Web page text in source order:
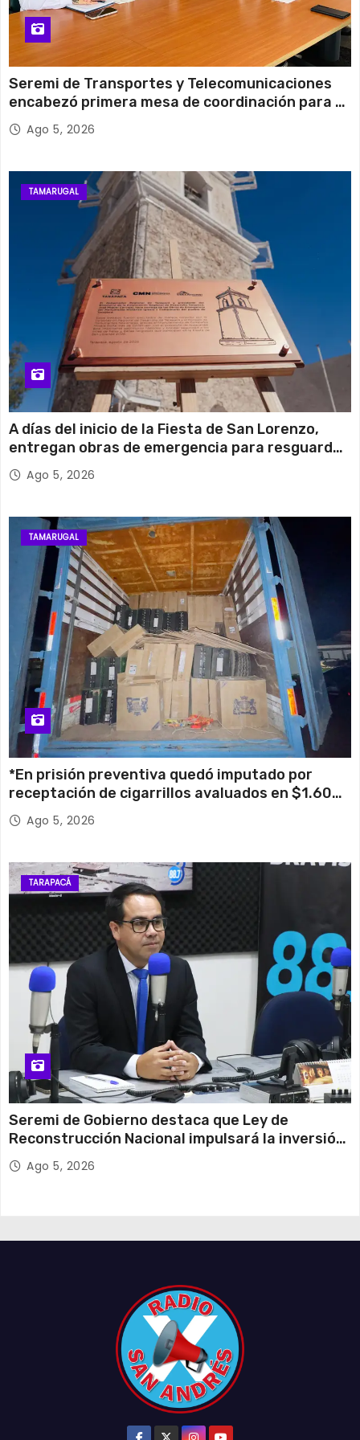
Seremi de Transportes y Telecomunicaciones
encabezó primera mesa de coordinación para el
retiro de cables en desuso en Iquique
Ago 5, 2026
TAMARUGAL
A días del inicio de la Fiesta de San Lorenzo,
entregan obras de emergencia para resguardar
su histórico campanario
Ago 5, 2026
TAMARUGAL
*En prisión preventiva quedó imputado por
receptación de cigarrillos avaluados en $1.600
millones*
Ago 5, 2026
TARAPACÁ
Seremi de Gobierno destaca que Ley de
Reconstrucción Nacional impulsará la inversión
y el empleo en Tarapacá
Ago 5, 2026